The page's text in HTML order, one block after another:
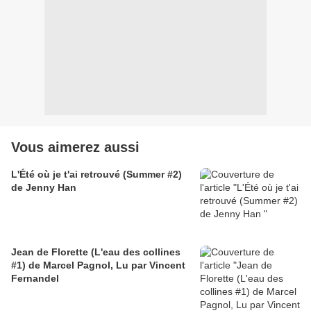
Vous aimerez aussi
L'Été où je t'ai retrouvé (Summer #2)
de Jenny Han
Jean de Florette (L'eau des collines
#1) de Marcel Pagnol, Lu par Vincent
Fernandel